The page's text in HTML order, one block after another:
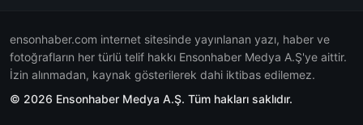
ensonhaber.com internet sitesinde yayınlanan yazı, haber ve
fotoğrafların her türlü telif hakkı Ensonhaber Medya A.Ş'ye aittir.
İzin alınmadan, kaynak gösterilerek dahi iktibas edilemez.
© 2026 Ensonhaber Medya A.Ş. Tüm hakları saklıdır.